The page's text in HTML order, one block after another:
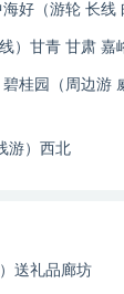
好（游轮 长线
）甘青 甘肃 嘉
桂园（周边游
游）西北
送礼品廊坊